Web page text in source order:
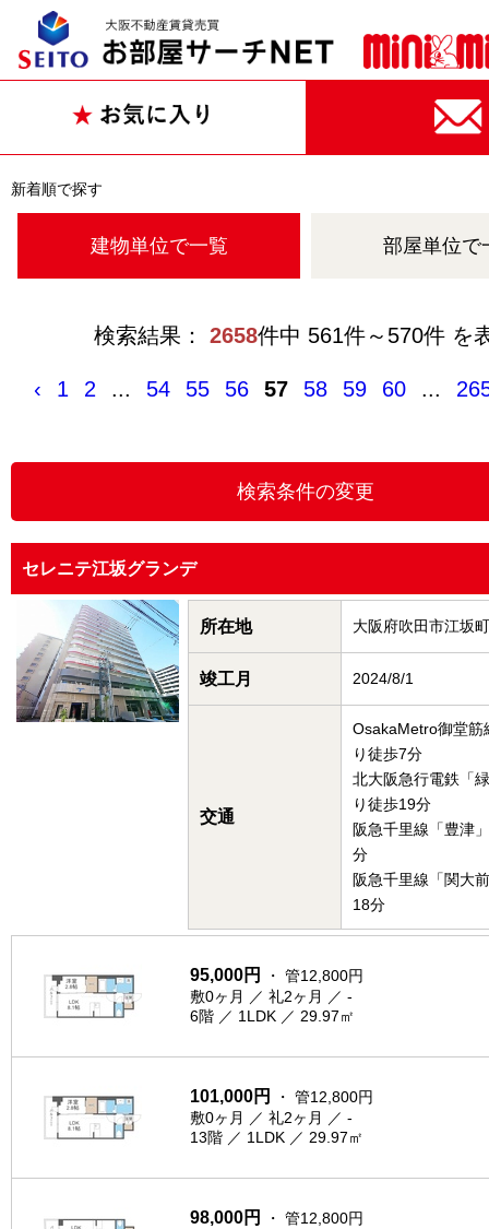
新着順で探す
建物単位で一覧 部屋単位で
検索結果： 2658件中 561件～570件 を
‹ 1 2 ... 54 55 56 57 58 59 60 ...
セレニテ江坂グランデ
所在地 大阪府吹田市江坂町
竣工月 2024/8/1
交通
OsakaMetro御堂筋
り徒歩7分
北大阪急行電鉄「
り徒歩19分
阪急千里線「豊津
分
阪急千里線「関大
18分
95,000円
・ 管12,800円
敷0ヶ月 ／ 礼2ヶ月 ／ -
6階 ／ 1LDK ／ 29.97㎡
101,000円
・ 管12,800円
敷0ヶ月 ／ 礼2ヶ月 ／ -
13階 ／ 1LDK ／ 29.97㎡
98,000円
・ 管12,800円